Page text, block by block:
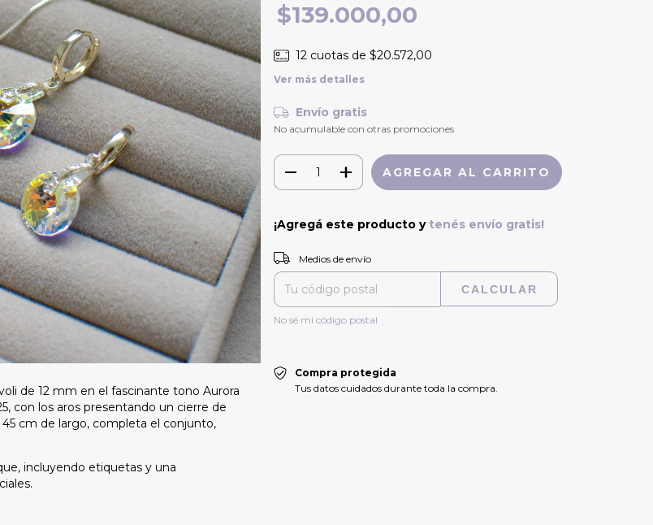
de 12 mm en el fascinante tono Aurora
con los aros presentando un cierre de
cm de largo, completa el conjunto,
incluyendo etiquetas y una
$139.000,00
12 cuotas de $20.572,00
Ver más detalles
Envío gratis
No acumulable con otras promociones
¡Agregá este producto y tenés envío gratis!
Entregas para el CP:
Medios de envío
CALCULAR
No sé mi código postal
Compra protegida
Tus datos cuidados durante toda la compra.